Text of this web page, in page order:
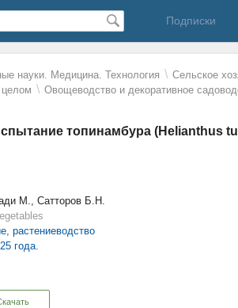
Подписки
науки. Медицина. Технология \ Сельское
\ Овощеводство и декоративное
топинамбура (Helianthus
М., Сатторов Б.Н.
растениеводство
года.